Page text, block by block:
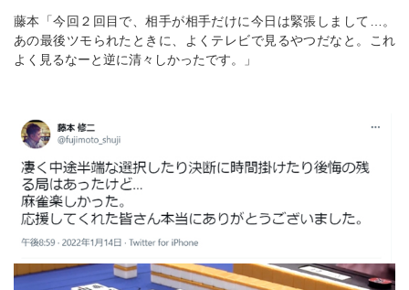
藤本「今回２回目で、相手が相手だけに今日は緊張しまして…。
あの最後ツモられたときに、よくテレビで見るやつだなと。これ
よく見るなーと逆に清々しかったです。」